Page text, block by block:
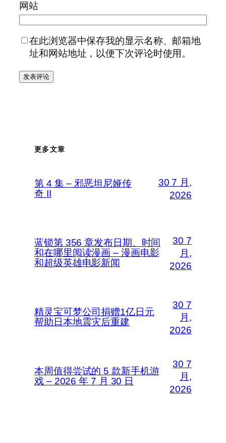
网站
在此浏览器中保存我的显示名称、邮箱地
址和网站地址，以便下次评论时使用。
更多文章
第 4 集 – 邪恶坦尼娅传
奇 II
30 7 月,
2026
蓝锁第 356 章发布日期、时间
和在哪里阅读漫画 – 漫画电影
和超级英雄电影新闻
30 7
月,
2026
精灵宝可梦公司捐赠1亿日元
帮助日本地震灾后重建
30 7
月,
2026
本周值得尝试的 5 款新手机游
戏 – 2026 年 7 月 30 日
30 7
月,
2026